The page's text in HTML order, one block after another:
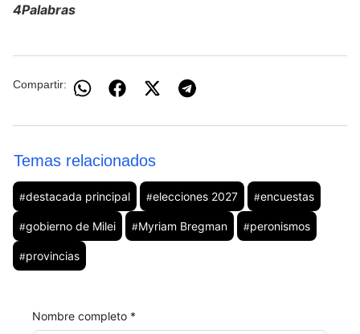
4Palabras
Compartir:
Temas relacionados
#destacada principal #elecciones 2027 #encuestas
#gobierno de Milei #Myriam Bregman #peronismos
#provincias
Nombre completo *